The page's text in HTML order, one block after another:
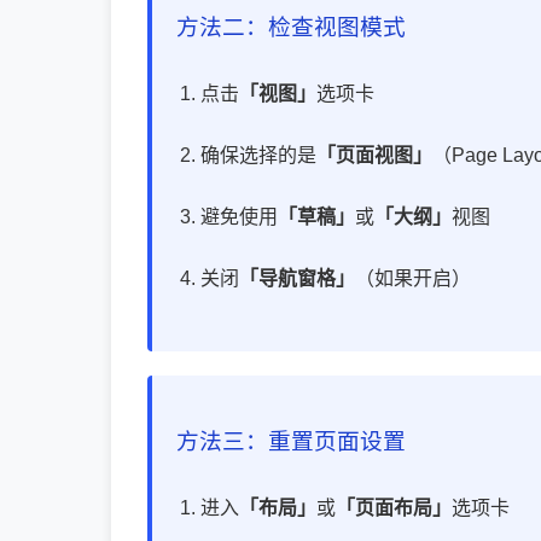
方法二：检查视图模式
点击 「视图」 选项卡
确保选择的是 「页面视图」 （Page
避免使用 「草稿」 或 「大纲」 视图
关闭 「导航窗格」 （如果开启）
方法三：重置页面设置
进入 「布局」 或 「页面布局」 选项卡